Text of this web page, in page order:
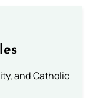
and Catholic